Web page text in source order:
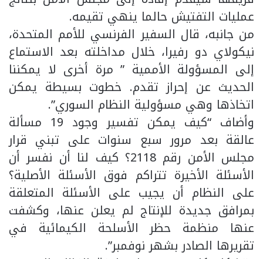
عمليات التفتيش حالما ينهي تقيمه.
من جانبه، قال السفير الفرنسي للأمم المتحدة،
نيكولاي دو رفيرا، خلال مداخلته بعد الاستماع
إلى المسؤولة الأممية ” مرة أخرى لا يمكننا
الحديث عن إحراز تقدم. خطوت بسيطة يمكن
اتخاذها وهي مسؤولية النظام السوري”.
وأضاف “كيف يمكن تفسير وجود 19 مسألة
عالقة بعد مرور سبع سنوات على تبني قرار
مجلس الأمن رقم 2118؟ كيف لنا أن نفسر أن
الأسئلة الأخيرة تتراكم فوق الأسئلة الأصلية؟
على النظام أن يجيب على الأسئلة المتعلقة
بمرافق جديدة للإنتاج لم يعلن عنها، وكشفت
عنها منظمة حظر الأسلحة الكيمائية في
تقريرها الصادر بشهر نوفمبر”.